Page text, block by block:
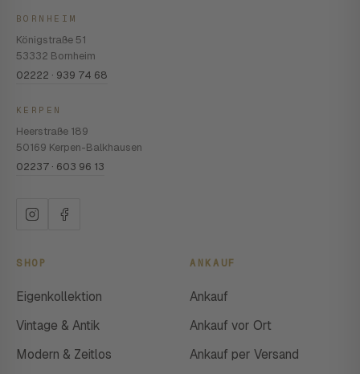
BORNHEIM
Königstraße 51
53332 Bornheim
02222 · 939 74 68
KERPEN
Heerstraße 189
50169 Kerpen-Balkhausen
02237 · 603 96 13
SHOP
Eigenkollektion
Vintage & Antik
Modern & Zeitlos
ANKAUF
Ankauf
Ankauf vor Ort
Ankauf per Versand